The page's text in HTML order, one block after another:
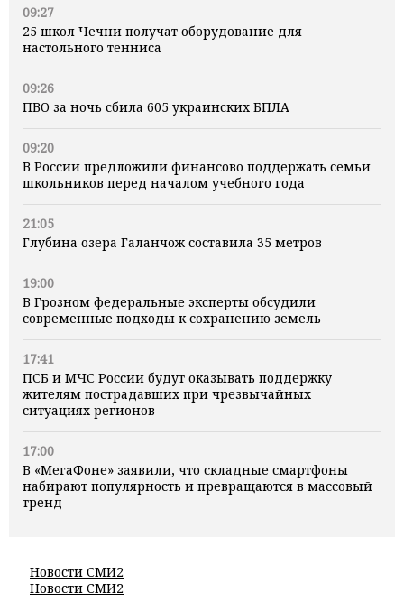
09:27
25 школ Чечни получат оборудование для
настольного тенниса
09:26
ПВО за ночь сбила 605 украинских БПЛА
09:20
В России предложили финансово поддержать семьи
школьников перед началом учебного года
21:05
Глубина озера Галанчож составила 35 метров
19:00
В Грозном федеральные эксперты обсудили
современные подходы к сохранению земель
17:41
ПСБ и МЧС России будут оказывать поддержку
жителям пострадавших при чрезвычайных
ситуациях регионов
17:00
В «МегаФоне» заявили, что складные смартфоны
набирают популярность и превращаются в массовый
тренд
Новости СМИ2
Новости СМИ2